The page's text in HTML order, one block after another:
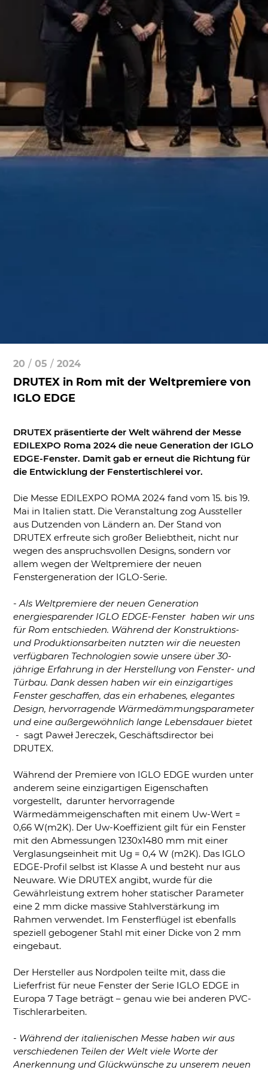
20 / 05 / 2024
DRUTEX in Rom mit der Weltpremiere von
IGLO EDGE
DRUTEX präsentierte der Welt während der Messe
EDILEXPO Roma 2024 die neue Generation der IGLO
EDGE-Fenster. Damit gab er erneut die Richtung für
die Entwicklung der Fenstertischlerei vor.
Die Messe EDILEXPO ROMA 2024 fand vom 15. bis 19.
Mai in Italien statt. Die Veranstaltung zog Aussteller
aus Dutzenden von Ländern an. Der Stand von
DRUTEX erfreute sich großer Beliebtheit, nicht nur
wegen des anspruchsvollen Designs, sondern vor
allem wegen der Weltpremiere der neuen
Fenstergeneration der IGLO-Serie.
- Als Weltpremiere der neuen Generation
energiesparender IGLO EDGE-Fenster haben wir uns
für Rom entschieden. Während der Konstruktions-
und Produktionsarbeiten nutzten wir die neuesten
verfügbaren Technologien sowie unsere über 30-
jährige Erfahrung in der Herstellung von Fenster- und
Türbau. Dank dessen haben wir ein einzigartiges
Fenster geschaffen, das ein erhabenes, elegantes
Design, hervorragende Wärmedämmungsparameter
und eine außergewöhnlich lange Lebensdauer bietet
- sagt Paweł Jereczek, Geschäftsdirector bei
DRUTEX.
Während der Premiere von IGLO EDGE wurden unter
anderem seine einzigartigen Eigenschaften
vorgestellt, darunter hervorragende
Wärmedämmeigenschaften mit einem Uw-Wert =
0,66 W(m2K). Der Uw-Koeffizient gilt für ein Fenster
mit den Abmessungen 1230x1480 mm mit einer
Verglasungseinheit mit Ug = 0,4 W (m2K). Das IGLO
EDGE-Profil selbst ist Klasse A und besteht nur aus
Neuware. Wie DRUTEX angibt, wurde für die
Gewährleistung extrem hoher statischer Parameter
eine 2 mm dicke massive Stahlverstärkung im
Rahmen verwendet. Im Fensterflügel ist ebenfalls
speziell gebogener Stahl mit einer Dicke von 2 mm
eingebaut.
Der Hersteller aus Nordpolen teilte mit, dass die
Lieferfrist für neue Fenster der Serie IGLO EDGE in
Europa 7 Tage beträgt – genau wie bei anderen PVC-
Tischlerarbeiten.
- Während der italienischen Messe haben wir aus
verschiedenen Teilen der Welt viele Worte der
Anerkennung und Glückwünsche zu unserem neuen